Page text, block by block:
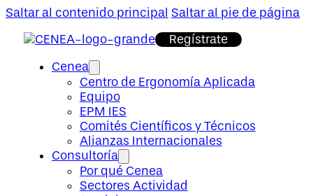
Saltar al contenido principal Saltar al pie de página
Regístrate
Cenea
Centro de Ergonomía Aplicada
Equipo
EPM IES
Comités Científicos y Técnicos
Alianzas Internacionales
Consultoría
Por qué Cenea
Sectores Actividad